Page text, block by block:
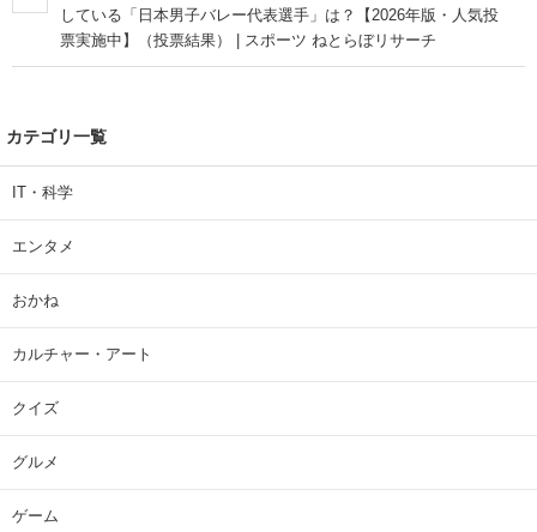
している「日本男子バレー代表選手」は？【2026年版・人気投
票実施中】（投票結果） | スポーツ ねとらぼリサーチ
カテゴリ一覧
IT・科学
エンタメ
おかね
カルチャー・アート
クイズ
グルメ
ゲーム